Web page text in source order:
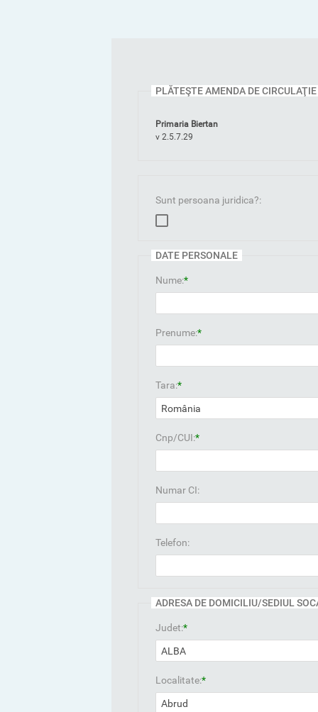
PLĂTEŞTE AMENDA DE
Primaria Biertan
v 2.5.7.29
Sunt persoana juridica?:
DATE PERSONALE
Nume:*
Prenume:*
Tara:*
Cnp/CUI:*
Numar CI:
Telefon:
ADRESA DE DOMICILIU/SEDIUL
Judet:*
Localitate:*